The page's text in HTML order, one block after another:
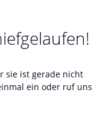
sie ist gerade nicht
ein oder ruf uns